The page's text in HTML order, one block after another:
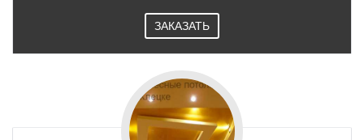
ЗАКАЗАТЬ
Даю согласие на обработку персональных данных